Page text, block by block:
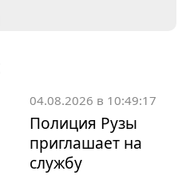
04.08.2026 в 10:49:17
Полиция Рузы
приглашает на
службу